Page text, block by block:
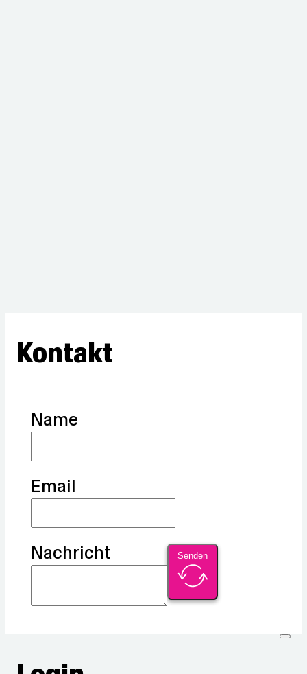
Kontakt
Name
Email
Nachricht Senden